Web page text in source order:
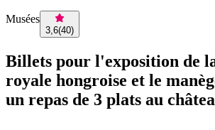
Musées
3,6(40)
Billets pour l'exposition de
royale hongroise et le
un repas de 3 plats au